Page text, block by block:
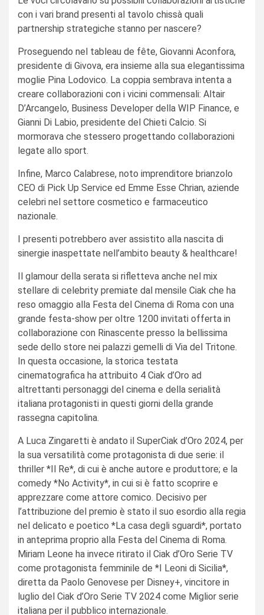
con i vari brand presenti al tavolo chissà quali
partnership strategiche stanno per nascere?
Proseguendo nel tableau de fête, Giovanni Aconfora,
presidente di Givova, era insieme alla sua elegantissima
moglie Pina Lodovico. La coppia sembrava intenta a
creare collaborazioni con i vicini commensali: Altair
D’Arcangelo, Business Developer della WIP Finance, e
Gianni Di Labio, presidente del Chieti Calcio. Si
mormorava che stessero progettando collaborazioni
legate allo sport.
Infine, Marco Calabrese, noto imprenditore brianzolo
CEO di Pick Up Service ed Emme Esse Chrian, aziende
celebri nel settore cosmetico e farmaceutico
nazionale.
I presenti potrebbero aver assistito alla nascita di
sinergie inaspettate nell’ambito beauty & healthcare!
Il glamour della serata si rifletteva anche nel mix
stellare di celebrity premiate dal mensile Ciak che ha
reso omaggio alla Festa del Cinema di Roma con una
grande festa-show per oltre 1200 invitati offerta in
collaborazione con Rinascente presso la bellissima
sede dello store nei palazzi gemelli di Via del Tritone.
In questa occasione, la storica testata
cinematografica ha attribuito 4 Ciak d’Oro ad
altrettanti personaggi del cinema e della serialità
italiana protagonisti in questi giorni della grande
rassegna capitolina.
A Luca Zingaretti è andato il SuperCiak d’Oro 2024, per
la sua versatilità come protagonista di due serie: il
thriller *Il Re*, di cui è anche autore e produttore; e la
comedy *No Activity*, in cui si è fatto scoprire e
apprezzare come attore comico. Decisivo per
l’attribuzione del premio è stato il suo esordio alla regia
nel delicato e poetico *La casa degli sguardi*, portato
in anteprima proprio alla Festa del Cinema di Roma.
Miriam Leone ha invece ritirato il Ciak d’Oro Serie TV
come protagonista femminile de *I Leoni di Sicilia*,
diretta da Paolo Genovese per Disney+, vincitore in
luglio del Ciak d’Oro Serie TV 2024 come Miglior serie
italiana per il pubblico internazionale.